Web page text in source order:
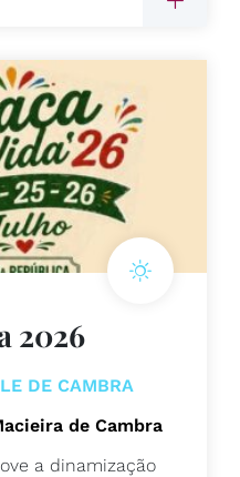
2026
DE CAMBRA
de Cambra
a dinamização